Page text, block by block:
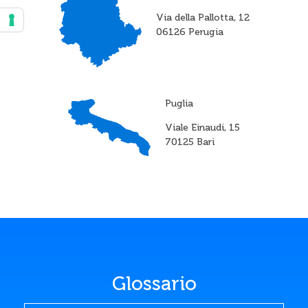
Via della Pallotta, 12
06126 Perugia
Puglia
Viale Einaudi, 15
70125 Bari
Glossario